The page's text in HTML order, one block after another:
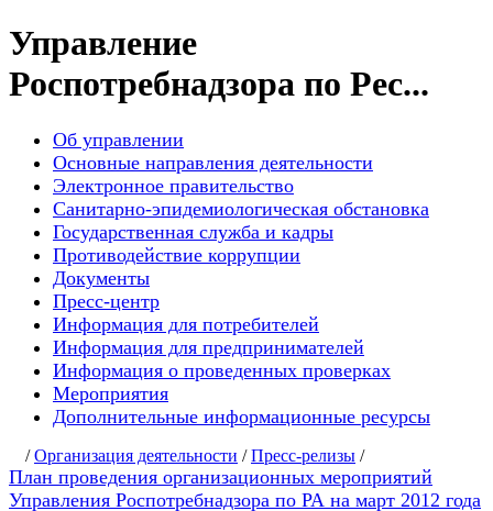
Управление
Роспотребнадзора по Рес...
Об управлении
Основные направления деятельности
Электронное правительство
Санитарно-эпидемиологическая обстановка
Государственная служба и кадры
Противодействие коррупции
Документы
Пресс-центр
Информация для потребителей
Информация для предпринимателей
Информация о проведенных проверках
Мероприятия
Дополнительные информационные ресурсы
/Организация деятельности /Пресс-релизы /
План проведения организационных мероприятий
Управления Роспотребнадзора по РА на март 2012 года